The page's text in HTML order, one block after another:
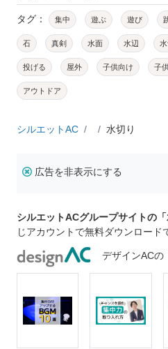
タグ： 集中 遊ぶ 遊び
石 真剣 水面 水辺 水
投げる 屋外 子供向け 子
アウトドア
シルエットAC 水切り
広告を非表示にする
シルエットACグループサイトの
じアカウントで無料ダウンロード
デザインACの